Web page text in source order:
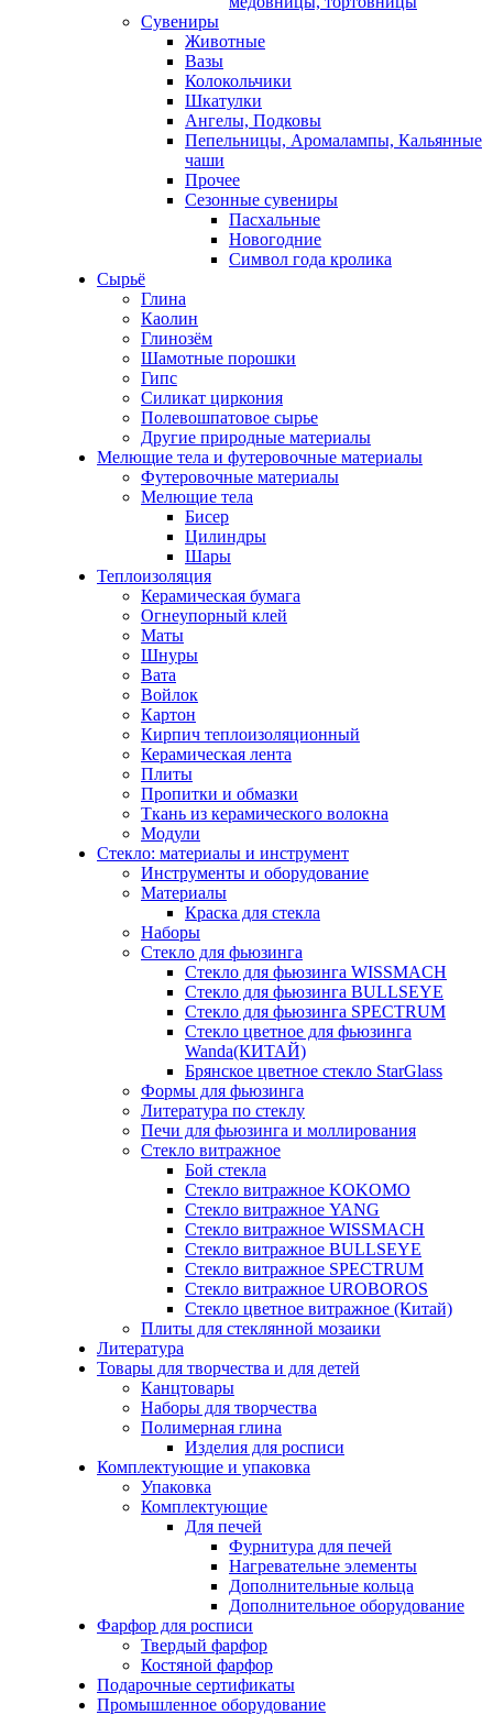
Сувениры
Животные
Вазы
Колокольчики
Шкатулки
Ангелы, Подковы
Пепельницы, Аромалампы, Кальянные
чаши
Прочее
Сезонные сувениры
Пасхальные
Новогодние
Символ года кролика
Сырьё
Глина
Каолин
Глинозём
Шамотные порошки
Гипс
Силикат циркония
Полевошпатовое сырье
Другие природные материалы
Мелющие тела и футеровочные материалы
Футеровочные материалы
Мелющие тела
Бисер
Цилиндры
Шары
Теплоизоляция
Керамическая бумага
Огнеупорный клей
Маты
Шнуры
Вата
Войлок
Картон
Кирпич теплоизоляционный
Керамическая лента
Плиты
Пропитки и обмазки
Ткань из керамического волокна
Модули
Стекло: материалы и инструмент
Инструменты и оборудование
Материалы
Краска для стекла
Наборы
Стекло для фьюзинга
Стекло для фьюзинга WISSMACH
Стекло для фьюзинга BULLSEYE
Стекло для фьюзинга SPECTRUM
Стекло цветное для фьюзинга
Wanda(КИТАЙ)
Брянское цветное стекло StarGlass
Формы для фьюзинга
Литература по стеклу
Печи для фьюзинга и моллирования
Стекло витражное
Бой стекла
Стекло витражное KOKOMO
Стекло витражное YANG
Стекло витражное WISSMACH
Стекло витражное BULLSEYE
Стекло витражное SPECTRUM
Стекло витражное UROBOROS
Стекло цветное витражное (Китай)
Плиты для стеклянной мозаики
Литература
Товары для творчества и для детей
Канцтовары
Наборы для творчества
Полимерная глина
Изделия для росписи
Комплектующие и упаковка
Упаковка
Комплектующие
Для печей
Фурнитура для печей
Нагревательне элементы
Дополнительные кольца
Дополнительное оборудование
Фарфор для росписи
Твердый фарфор
Костяной фарфор
Подарочные сертификаты
Промышленное оборудование